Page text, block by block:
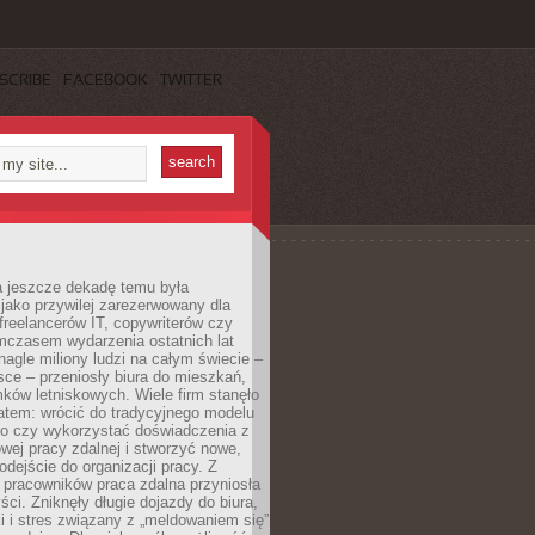
FACEBOOK TWITTER
jeszcze dekadę temu była
przywilej zarezerwowany dla
IT, copywriterów czy
wydarzenia ostatnich lat
miliony ludzi na całym świecie –
– przeniosły biura do mieszkań,
letniskowych. Wiele firm stanęło
wrócić do tradycyjnego modelu
czy wykorzystać doświadczenia z
pracy zdalnej i stworzyć nowe,
do organizacji pracy. Z
praca zdalna przyniosła
Zniknęły długie dojazdy do biura,
i stres związany z „meldowaniem się”